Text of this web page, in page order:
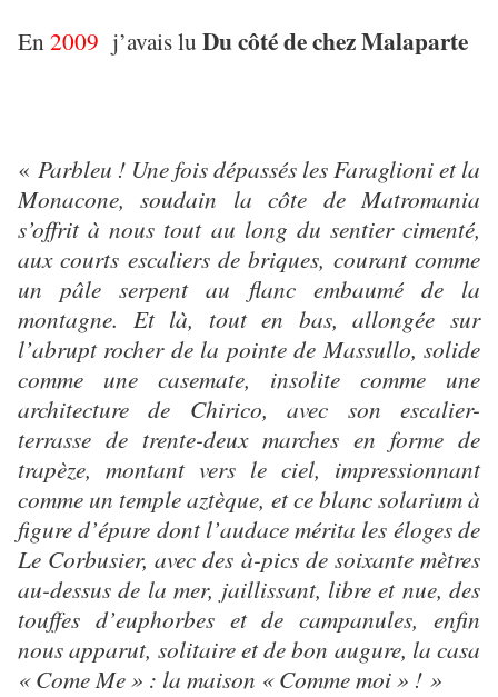
En2009 j’avais lu Du côté de chez Malaparte
« Parbleu ! Une fois dépassés les Faraglioni et la
Monacone, soudain la côte de Matromania
s’offrit à nous tout au long du sentier cimenté,
aux courts escaliers de briques, courant comme
un pâle serpent au flanc embaumé de la
montagne. Et là, tout en bas, allongée sur
l’abrupt rocher de la pointe de Massullo, solide
comme une casemate, insolite comme une
architecture de Chirico, avec son escalier-
terrasse de trente-deux marches en forme de
trapèze, montant vers le ciel, impressionnant
comme un temple aztèque, et ce blanc solarium à
figure d’épure dont l’audace mérita les éloges de
Le Corbusier, avec des à-pics de soixante mètres
au-dessus de la mer, jaillissant, libre et nue, des
touffes d’euphorbes et de campanules, enfin
nous apparut, solitaire et de bon augure, la casa
« Come Me » : la maison « Comme moi » ! »